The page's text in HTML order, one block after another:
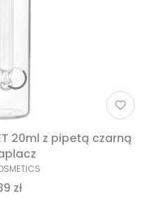
20ml z pipetą czarną
zł